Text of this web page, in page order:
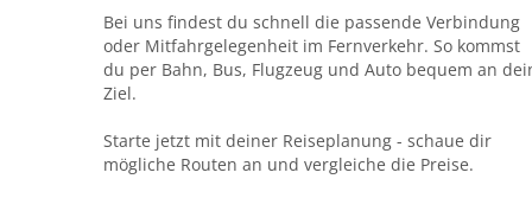
Bei uns findest du schnell die passende Verbindung
oder Mitfahrgelegenheit im Fernverkehr. So kommst
du per Bahn, Bus, Flugzeug und Auto bequem an
Ziel.
Starte jetzt mit deiner Reiseplanung - schaue dir
mögliche Routen an und vergleiche die Preise.